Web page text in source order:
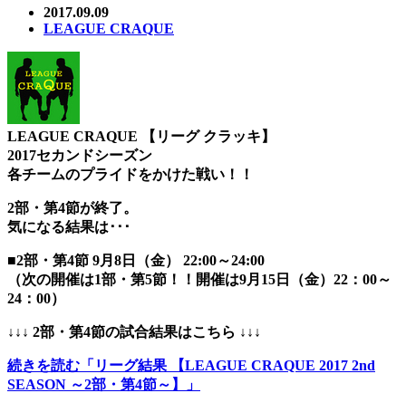
2017.09.09
LEAGUE CRAQUE
LEAGUE CRAQUE 【リーグ クラッキ】
2017セカンドシーズン
各チームのプライドをかけた戦い！！
2部・第4節が終了。
気になる結果は･･･
■2部・第4節 9月8日（金） 22:00～24:00
（次の開催は1部・第5節！！開催は9月15日（金）22：00～
24：00）
↓↓↓ 2部・第4節の試合結果はこちら ↓↓↓
続きを読む「リーグ結果 【LEAGUE CRAQUE 2017 2nd
SEASON ～2部・第4節～】」